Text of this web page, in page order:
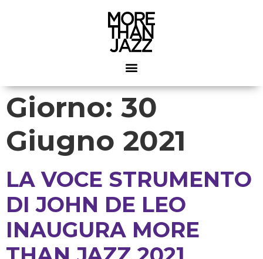
Giorno: 30
Giugno 2021
LA VOCE STRUMENTO
DI JOHN DE LEO
INAUGURA MORE